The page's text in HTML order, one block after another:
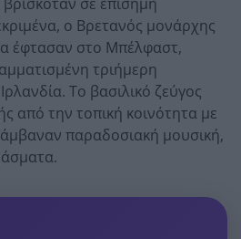
ο Βρετανός μονάρχης
έφτασαν στο Μπέλφαστ,
τριήμερη
Το βασιλικό ζεύγος
από την τοπική κοινότητα με
παραδοσιακή μουσική,